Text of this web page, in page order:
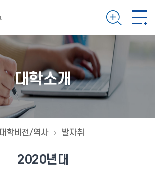
대학소개
대학비전/역사 발자취
2020년대